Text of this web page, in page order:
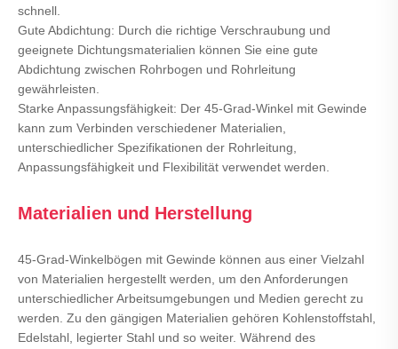
schnell.
Gute Abdichtung: Durch die richtige Verschraubung und
geeignete Dichtungsmaterialien können Sie eine gute
Abdichtung zwischen Rohrbogen und Rohrleitung
gewährleisten.
Starke Anpassungsfähigkeit: Der 45-Grad-Winkel mit Gewinde
kann zum Verbinden verschiedener Materialien,
unterschiedlicher Spezifikationen der Rohrleitung,
Anpassungsfähigkeit und Flexibilität verwendet werden.
Materialien und Herstellung
45-Grad-Winkelbögen mit Gewinde können aus einer Vielzahl
von Materialien hergestellt werden, um den Anforderungen
unterschiedlicher Arbeitsumgebungen und Medien gerecht zu
werden. Zu den gängigen Materialien gehören Kohlenstoffstahl,
Edelstahl, legierter Stahl und so weiter. Während des